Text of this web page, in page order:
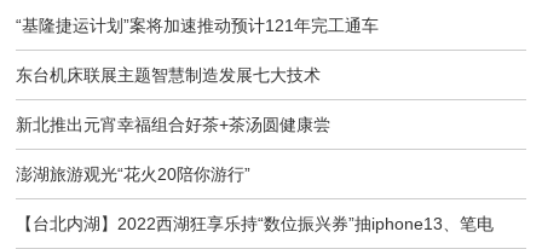
“基隆捷运计划”案将加速推动预计121年完工通车
东台机床联展主题智慧制造发展七大技术
新北推出元宵幸福组合好茶+茶汤圆健康尝
澎湖旅游观光“花火20陪你游行”
【台北内湖】2022西湖狂享乐持“数位振兴券”抽iphone13、笔电